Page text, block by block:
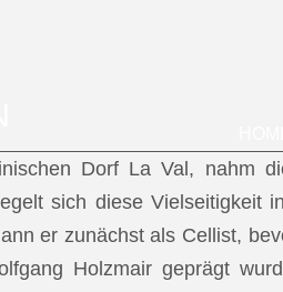
Dorf La Val, nahm
sich diese
er zunächst als Cellist,
Holzmair geprägt